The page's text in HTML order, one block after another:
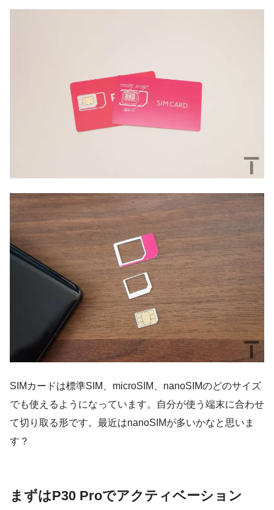
SIMカードは標準SIM、microSIM、nanoSIMのどのサイズ
でも使えるようになっています。自分が使う端末に合わせ
て切り取る形です。最近はnanoSIMが多いかなと思いま
す？
まずはP30 Proでアクティベーション